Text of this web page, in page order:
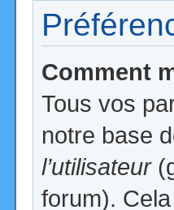
Comment
Tous vos
notre base
l’utilisateur
forum).